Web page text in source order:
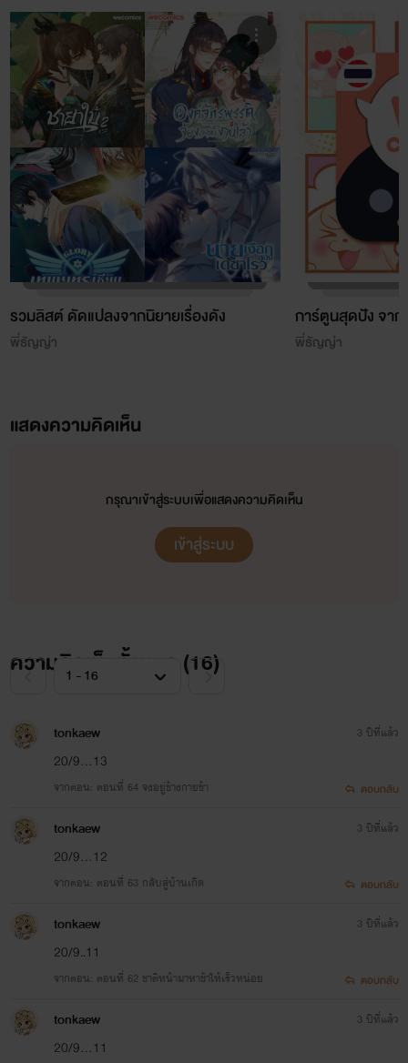
รวมลิสต์ ดัดแปลงจากนิยายเรื่องดัง
พี่ธัญญ่า
การ์ตูนสุดปัง จา
พี่ธัญญ่า
แสดงความคิดเห็น
กรุณาเข้าสู่ระบบเพื่อแสดงความคิดเห็น
เข้าสู่ระบบ
ความคิดเห็นทั้งหมด (16)
tonkaew
20/9...13
จากตอน: ตอนที่ 64 จงอยู่ข้างกายข้า
3 ปีที่แล้ว
ตอบกลับ
tonkaew
20/9...12
จากตอน: ตอนที่ 63 กลับสู่บ้านเกิด
3 ปีที่แล้ว
ตอบกลับ
tonkaew
20/9..11
จากตอน: ตอนที่ 62 ชาติหน้ามาหาข้าให้เร็วหน่อย
3 ปีที่แล้ว
ตอบกลับ
tonkaew
20/9...11
3 ปีที่แล้ว